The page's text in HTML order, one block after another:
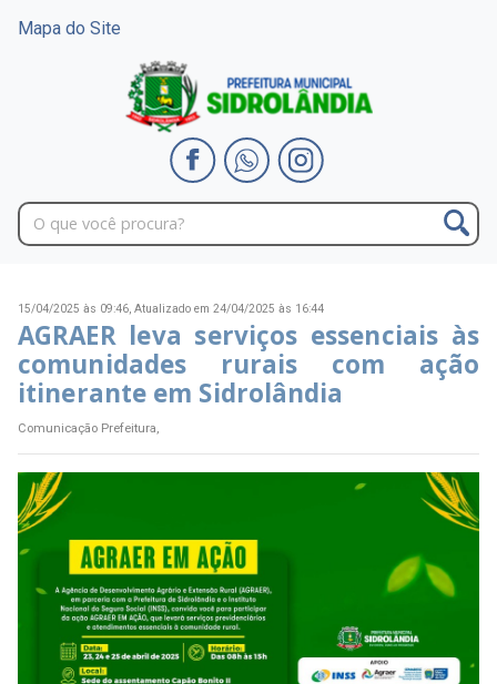
Mapa do Site
15/04/2025 às 09:46, Atualizado em 24/04/2025 às 16:44
AGRAER leva serviços essenciais às
comunidades rurais com ação
itinerante em Sidrolândia
Comunicação Prefeitura,